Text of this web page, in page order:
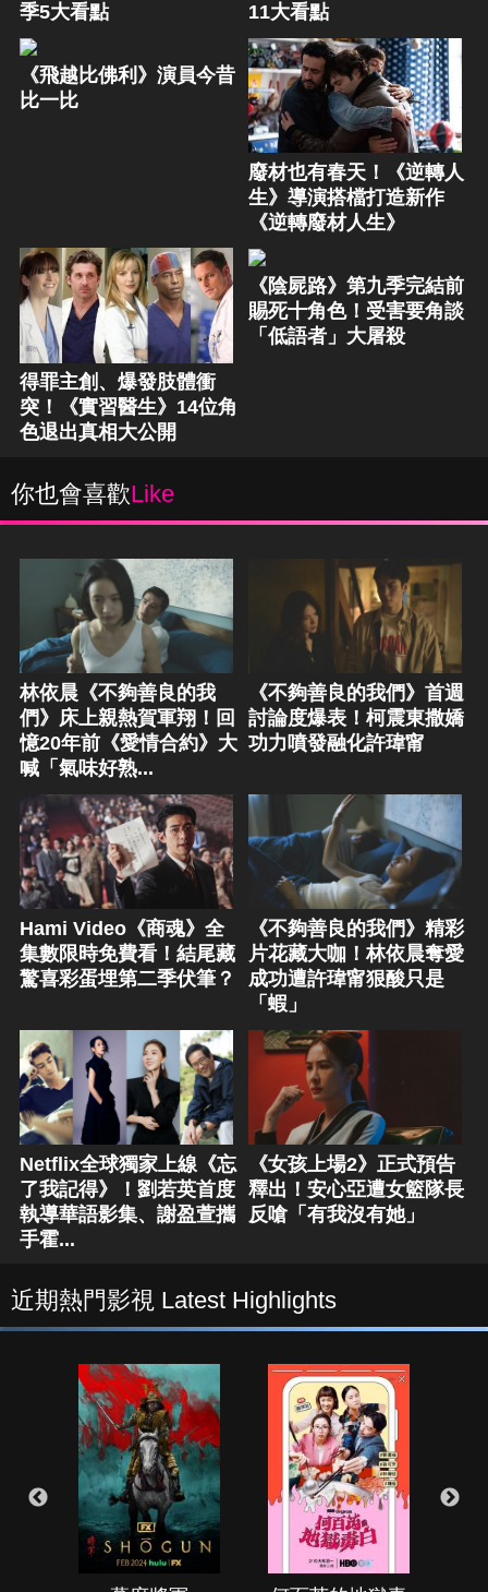
季5大看點
11大看點
《飛越比佛利》演員今昔
比一比
廢材也有春天！《逆轉人
生》導演搭檔打造新作
《逆轉廢材人生》
得罪主創、爆發肢體衝
突！《實習醫生》14位角
色退出真相大公開
《陰屍路》第九季完結前
賜死十角色！受害要角談
「低語者」大屠殺
你也會喜歡Like
林依晨《不夠善良的我
們》床上親熱賀軍翔！回
憶20年前《愛情合約》大
喊「氣味好熟...
《不夠善良的我們》首週
討論度爆表！柯震東撒嬌
功力噴發融化許瑋甯
Hami Video《商魂》全
集數限時免費看！結尾藏
驚喜彩蛋埋第二季伏筆？
《不夠善良的我們》精彩
片花藏大咖！林依晨奪愛
成功遭許瑋甯狠酸只是
「蝦」
Netflix全球獨家上線《忘
了我記得》！劉若英首度
執導華語影集、謝盈萱攜
手霍...
《女孩上場2》正式預告
釋出！安心亞遭女籃隊長
反嗆「有我沒有她」
近期熱門影視 Latest Highlights